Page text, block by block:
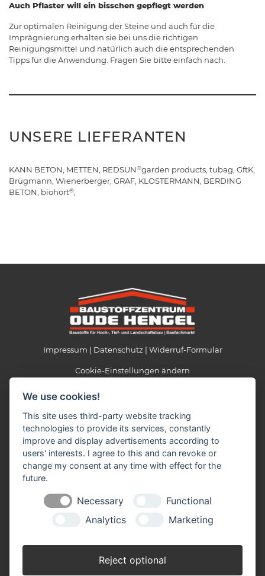
Auch Pflaster will ein bisschen gepflegt werden
Zur optimalen Reinigung der Steine und auch für die
Imprägnierung erhalten sie bei uns die richtigen
Reinigungsmittel und natürlich auch die entsprechenden
Tipps für die Anwendung. Fragen Sie bitte einfach nach.
UNSERE LIEFERANTEN
KANN BETON, METTEN, REDSUN®garden products, tubag, GftK,
Brügmann, Wienerberger, GRAF, KLOSTERMANN, BERDING
BETON, biohort®,
Impressum Datenschutz Widerruf-Formular
Cookie-Einstellungen ändern
Baustoffzentrum Oude Hengel GmbH
Heidweg 2
41379 Brüggen
Telefon: 0 21 63 / 95 70 - 0
Telefax: 0 21 63 / 95 70 - 33
E-mail:info(at)oudehengel.de
Öffnungszeiten
Mo-Fr: 07.00 - 17.30 Uhr
Mo-Fr. 07.00 - 17.00 Uhr
Sa. 08.00 - 12.00 Uhr
We use cookies!
This site uses third-party website tracking
technologies to provide its services, constantly
improve and display advertisements according to
users' interests. I agree to this and can revoke or
change my consent at any time with effect for the
future.
Necessary
Functional
Analytics
Marketing
Reject optional